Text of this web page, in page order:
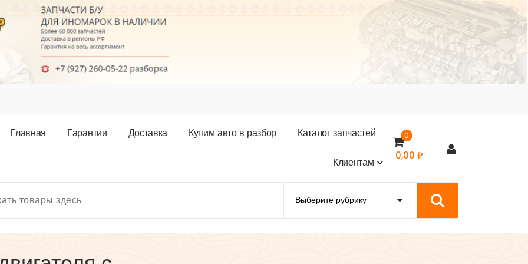
Главная Гарантии Доставка Купим авто в разбор Каталогзапчастей
Клиентам
0
0,00 ₽